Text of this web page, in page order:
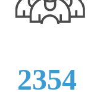
2354